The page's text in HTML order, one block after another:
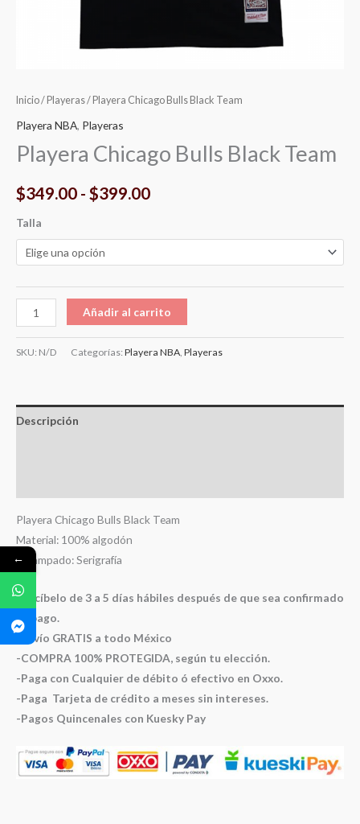
Inicio/ Playeras/ Playera Chicago Bulls Black Team
Playera NBA, Playeras
Playera Chicago Bulls Black Team
$349.00 - $399.00
Talla
Añadir al carrito
SKU: N/D Categorías: Playera NBA Playeras
Descripción
Playera Chicago Bulls Black Team
Material: 100% algodón
Estampado: Serigrafía
-Recíbelo de 3 a 5 días hábiles después de que sea confirmado
tu pago.
-Envío GRATIS a todo México
-COMPRA 100% PROTEGIDA, según tu elección.
-Paga con Cualquier de débito ó efectivo en Oxxo.
-Paga Tarjeta de crédito a meses sin intereses.
-Pagos Quincenales con Kuesky Pay
←